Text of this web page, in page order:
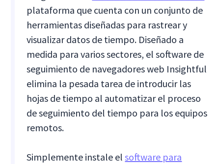
plataforma que cuenta con un conjunto de
herramientas diseñadas para rastrear y
visualizar datos de tiempo. Diseñado a
medida para varios sectores, el software de
seguimiento de navegadores web Insightful
elimina la pesada tarea de introducir las
hojas de tiempo al automatizar el proceso
de seguimiento del tiempo para los equipos
remotos.
Simplemente instale elsoftware para